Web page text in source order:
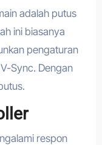
adalah putus
ini biasanya
pengaturan
Sync. Dengan
respon